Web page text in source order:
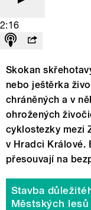
2:16
Skokan
nebo ještěrka
chráněných a v
ohrožených
cyklostezky mezi
v Hradci Králové.
přesouvají na
Stavba
Městských